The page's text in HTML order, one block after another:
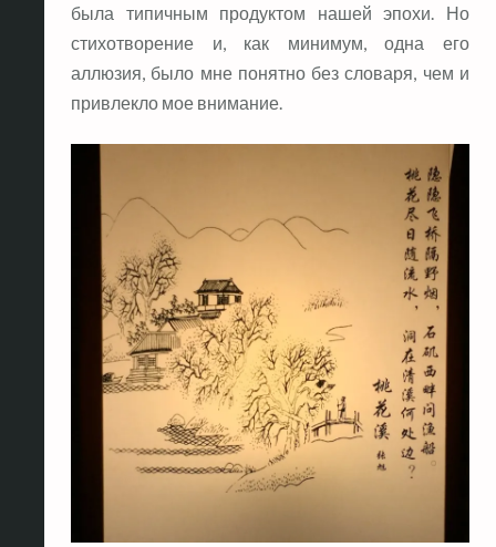
была типичным продуктом нашей эпохи. Но
стихотворение и, как минимум, одна его
аллюзия, было мне понятно без словаря, чем и
привлекло мое внимание.